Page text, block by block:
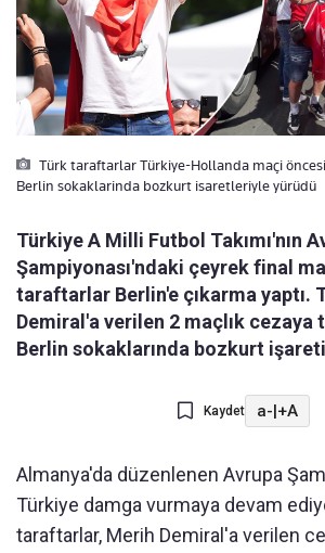
Türk taraftarlar Türkiye-Hollanda maçi
Berlin sokaklarinda bozkurt isaretleriyle yürüdü
Türkiye A Milli Futbol Takımı'nın
Şampiyonası'ndaki çeyrek final
taraftarlar Berlin'e çıkarma yaptı.
Demiral'a verilen 2 maçlık cezaya
Berlin sokaklarında bozkurt
Kaydet a-|+A
Almanya'da düzenlenen Avrupa
Türkiye damga vurmaya devam
taraftarlar, Merih Demiral'a verilen